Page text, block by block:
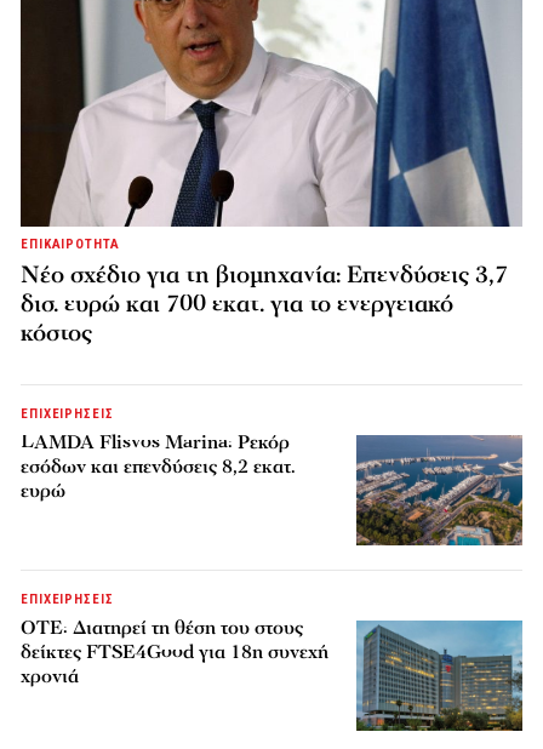
ΕΠΙΚΑΙΡΟΤΗΤΑ
Νέο σχέδιο για τη βιομηχανία: Επενδύσεις 3,7
δισ. ευρώ και 700 εκατ. για το ενεργειακό
κόστος
ΕΠΙΧΕΙΡΗΣΕΙΣ
LAMDA Flisvos Marina: Ρεκόρ
εσόδων και επενδύσεις 8,2 εκατ.
ευρώ
ΕΠΙΧΕΙΡΗΣΕΙΣ
ΟΤΕ: Διατηρεί τη θέση του στους
δείκτες FTSE4Good για 18η συνεχή
χρονιά